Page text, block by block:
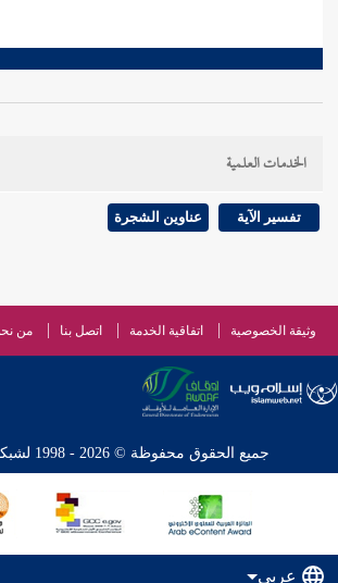
الخدمات العلمية
تفسير الآية عناوين الشجرة
وثيقة الخصوصية اتفاقية الخدمة اتصل بنا من
جميع الحقوق محفوظة © 2026 - 1998 لشبكة إسلام ويب
عربي